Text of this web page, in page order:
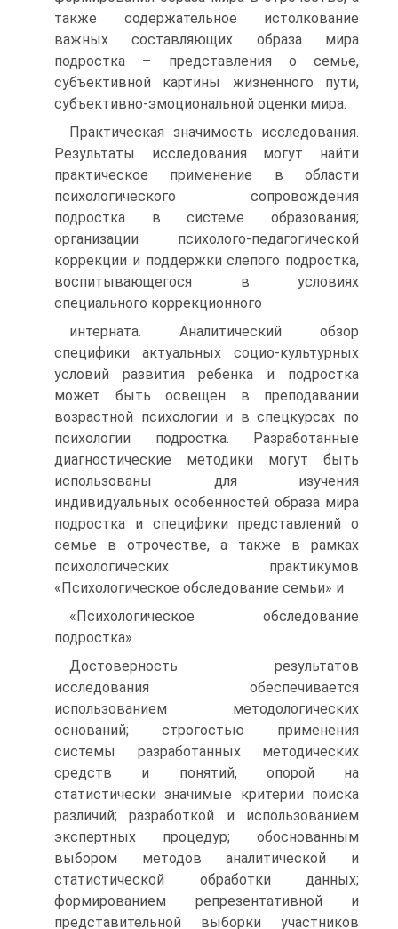
также содержательное истолкование
важных составляющих образа мира
подростка – представления о семье,
субъективной картины жизненного пути,
субъективно-эмоциональной оценки мира.
Практическая значимость исследования.
Результаты исследования могут найти
практическое применение в области
психологического сопровождения
подростка в системе образования;
организации психолого-педагогической
коррекции и поддержки слепого подростка,
воспитывающегося в условиях
специального коррекционного
интерната. Аналитический обзор
специфики актуальных социо-культурных
условий развития ребенка и подростка
может быть освещен в преподавании
возрастной психологии и в спецкурсах по
психологии подростка. Разработанные
диагностические методики могут быть
использованы для изучения
индивидуальных особенностей образа мира
подростка и специфики представлений о
семье в отрочестве, а также в рамках
психологических практикумов
«Психологическое обследование семьи» и
«Психологическое обследование
подростка».
Достоверность результатов
исследования обеспечивается
использованием методологических
оснований; строгостью применения
системы разработанных методических
средств и понятий, опорой на
статистически значимые критерии поиска
различий; разработкой и использованием
экспертных процедур; обоснованным
выбором методов аналитической и
статистической обработки данных;
формированием репрезентативной и
представительной выборки участников